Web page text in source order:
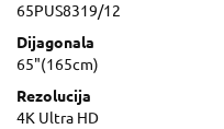
65PUS8319/12
Dijagonala
65"(165cm)
Rezolucija
4K Ultra HD